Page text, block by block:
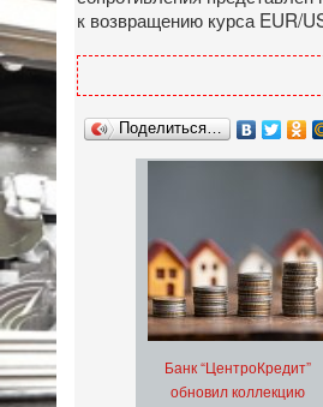
к возвращению курса EUR/
Поделиться…
Банк “ЦентроКредит”
обновил коллекцию